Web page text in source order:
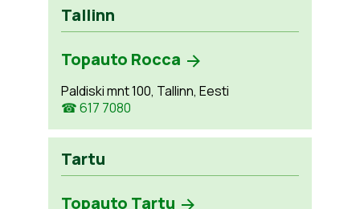
Tallinn
Topauto Rocca
Paldiski mnt 100, Tallinn, Eesti
☎ 617 7080
Tartu
Topauto Tartu